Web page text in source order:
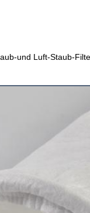
und Luft-Staub-